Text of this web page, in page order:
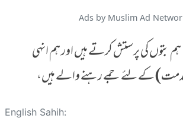
Ads by Muslim Ad
بتوں کی پرستش کرتے ہیں اور ہم انہی
کے لئے جمے رہنے والے ہیں،
English Sahih: